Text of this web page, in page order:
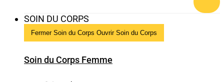
SOIN DU CORPS
Fermer Soin du Corps Ouvrir Soin du Corps
Soin du Corps Femme